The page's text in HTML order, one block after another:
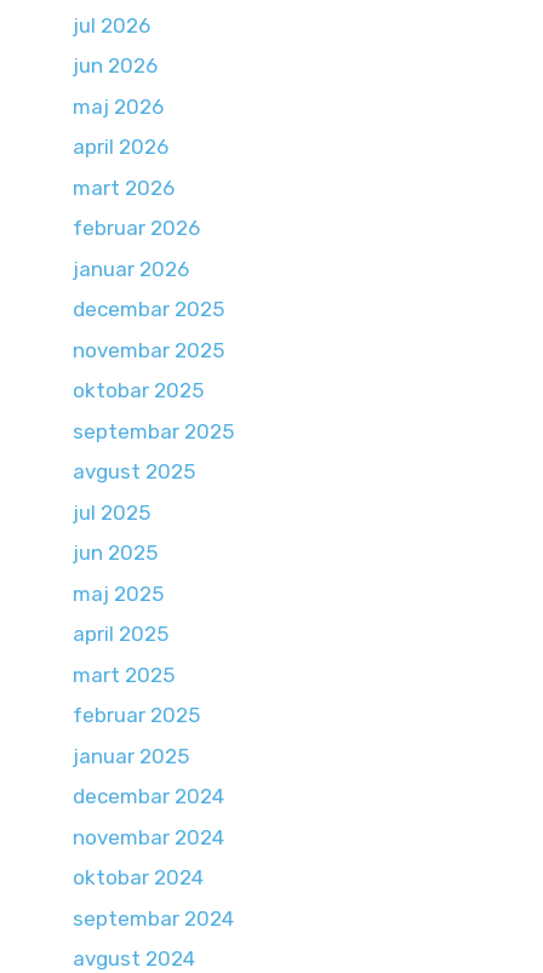
jul 2026
jun 2026
maj 2026
april 2026
mart 2026
februar 2026
januar 2026
decembar 2025
novembar 2025
oktobar 2025
septembar 2025
avgust 2025
jul 2025
jun 2025
maj 2025
april 2025
mart 2025
februar 2025
januar 2025
decembar 2024
novembar 2024
oktobar 2024
septembar 2024
avgust 2024